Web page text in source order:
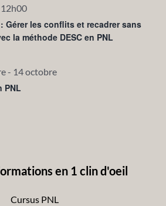
12h00
Gérer les conflits et recadrer sans
la méthode DESC en PNL
- 14 octobre
PNL
en 1 clin d'oeil
Cursus PNL